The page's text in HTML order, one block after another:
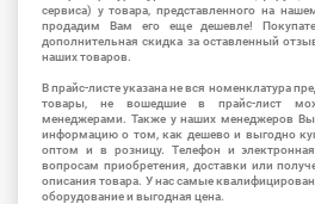
сервиса) у товара, представленного на
продадим Вам его еще дешевле!
дополнительная скидка за оставленный
наших товаров.
В прайс-листе указана не вся номенклатура
товары, не вошедшие в прайс-лист
менеджерами. Также у наших менеджеров
информацию о том, как дешево и выгодно
оптом и в розницу. Телефон и
вопросам приобретения, доставки или
описания товара. У нас самые
оборудование и выгодная цена.